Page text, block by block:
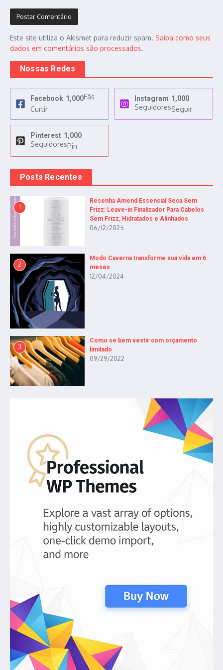
Este site utiliza o Akismet para reduzir spam. Saiba como seus
dados em comentários são processados.
Nossas Redes
Facebook 1,000Fãs
Curtir
Instagram 1,000
SeguidoresSeguir
Pinterest 1,000
SeguidoresPin
Posts Recentes
1
Resenha Amend Essencial Seca Sem
Frizz: Leave-in Finalizador Para Cabelos
Sem Frizz, Hidratados e Alinhados
06/12/2025
2
Modo Caverna transforme sua vida em 6
meses
12/04/2024
3
Como se bem vestir com orçamento
limitado
09/29/2022